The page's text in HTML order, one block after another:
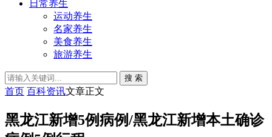
日常养生
运动养生
名家养生
美食养生
旅游养生
搜 索
首页 百科资讯文章正文
黑龙江新增5例病例/黑龙江新增本土确诊